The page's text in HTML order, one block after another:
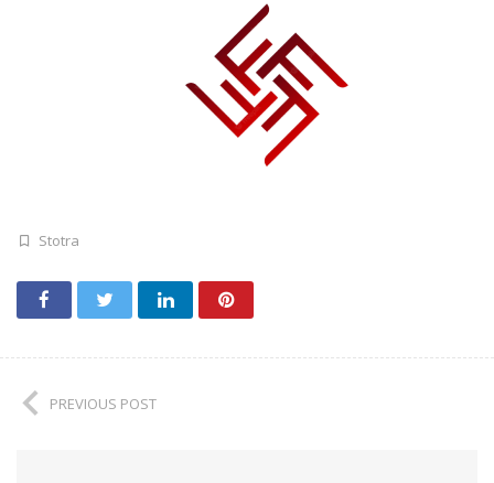
Stotra
PREVIOUS POST